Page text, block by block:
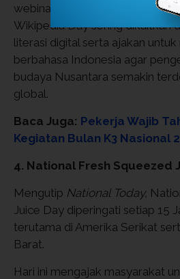
webinar edukasi, dan
Wikipedia Day sering dikaitkan
literasi digital serta ajakan
berbahasa Indonesia agar
budaya Nusantara semakin
global.
Baca Juga: Pekerja Wajib
Kegiatan Bulan K3 Nasional
4. National Fresh Squeezed
Mengutip National Today,
Juice Day diperingati setiap 15
terutama di Amerika Serikat
Barat.
Hari ini mengajak masyarakat